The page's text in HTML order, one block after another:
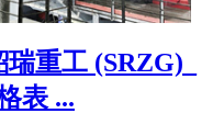
重工 (SRZG)_
表 ...